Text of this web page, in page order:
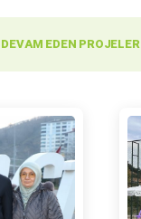
DEVAM EDEN PROJELER